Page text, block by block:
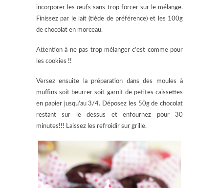
incorporer les œufs sans trop forcer sur le mélange.
Finissez par le lait (tiède de préférence) et les 100g
de chocolat en morceau.
Attention à ne pas trop mélanger c’est comme pour
les cookies !!
Versez ensuite la préparation dans des moules à
muffins soit beurrer soit garnit de petites caissettes
en papier jusqu’au 3/4. Déposez les 50g de chocolat
restant sur le dessus et enfournez pour 30
minutes!!! Laissez les refroidir sur grille.